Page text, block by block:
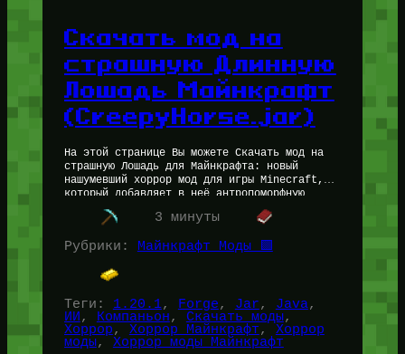
Скачать мод на
страшную Длинную
Лошадь Майнкрафт
(CreepyHorse.jar)
На этой странице Вы можете Скачать мод на
страшную Лошадь для Майнкрафта: новый
нашумевший хоррор мод для игры Minecraft,
который добавляет в неё антропоморфную
неестественную и очень умную (ИИ) страшную…
3 минуты
Рубрики: Майнкрафт Моды 🟩
Теги: 1.20.1, Forge, Jar, Java
ИИ , Компаньон, Скачать моды
Хоррор, Хоррор Майнкрафт, Хоррор
моды, Хоррор моды Майнкрафт